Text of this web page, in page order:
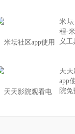
米
程-
义工
天天
app
院